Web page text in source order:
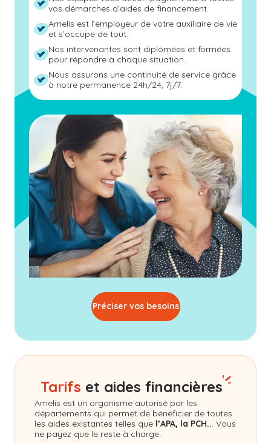
vos démarches d’aides de financement.
Amelis est l’employeur de votre auxiliaire de vie
et s’occupe de tout.
Nos intervenantes sont diplômées et formées
pour répondre à chaque situation.
Nous assurons une continuité de service grâce
à notre permanence 24h/24, 7j/7.
Préciser vos besoins
Tarifs et aides financières
Amelis est un organisme autorisé par les
départements qui permet de bénéficier de toutes
les aides existantes telles que l’APA, la PCH... Vous
ne payez que le reste à charge.